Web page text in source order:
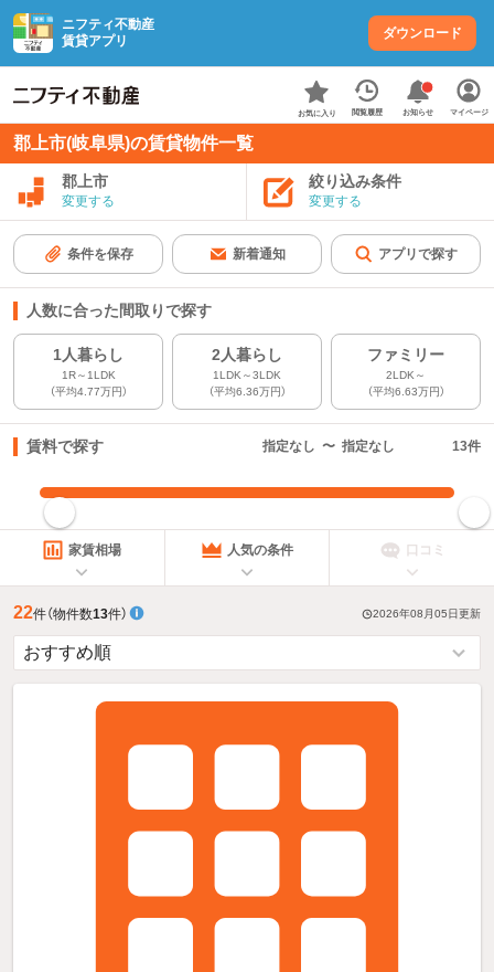
ニフティ不動産
賃貸アプリ
ダウンロード
お気に入り 閲覧履歴 お知らせ マイページ
郡上市(岐阜県)の賃貸物件一覧
郡上市
変更する
絞り込み条件
変更する
条件を保存 新着通知 アプリで探す
人数に合った間取りで探す
1人暮らし
1R～1LDK
（平均4.77万円）
2人暮らし
1LDK～3LDK
（平均6.36万円）
ファミリー
2LDK～
（平均6.63万円）
賃料で探す 指定なし 〜 指定なし 13件
指定した賃料で絞り込む
家賃相場 人気の条件 口コミ
22件（物件数13件） 2026年08月05日更新